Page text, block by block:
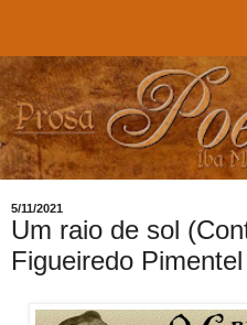
5/11/2021
Um raio de sol
Figueiredo Pimentel